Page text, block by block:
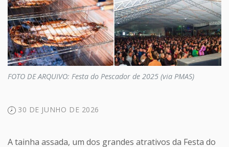
FOTO DE ARQUIVO: Festa do Pescador de 2025 (via PMAS)
30 DE JUNHO DE 2026
A tainha assada, um dos grandes atrativos da Festa do